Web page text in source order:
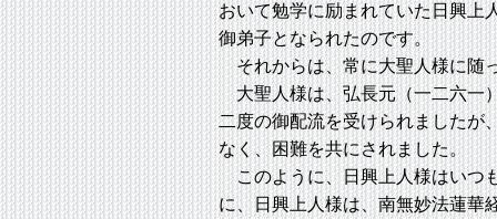
おいて勉学に励まれていた日興上
御弟子となられたのです。
それからは、常に大聖人様に随
大聖人様は、弘長元（一二六一
二度の御配流を受けられましたが
なく、困難を共にされました。
このように、日興上人様はいつ
に、日興上人様は、南無妙法蓮華